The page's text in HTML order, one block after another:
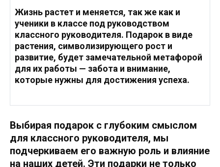
Жизнь растет и меняется, так же как и
ученики в классе под руководством
классного руководителя. Подарок в виде
растения, символизирующего рост и
развитие, будет замечательной метафорой
для их работы — забота и внимание,
которые нужны для достижения успеха.
Выбирая подарок с глубоким смыслом
для классного руководителя, мы
подчеркиваем его важную роль и влияние
на наших детей. Эти подарки не только